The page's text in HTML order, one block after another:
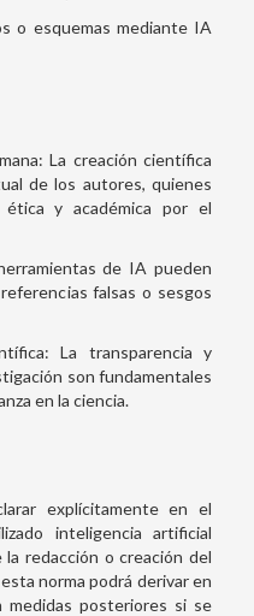
o esquemas mediante IA
La creación científica
de los autores, quienes
ética y académica por el
de IA pueden
falsas o sesgos
La transparencia y
son fundamentales
en la ciencia.
explícitamente en el
inteligencia artificial
redacción o creación del
norma podrá derivar en
posteriores si se